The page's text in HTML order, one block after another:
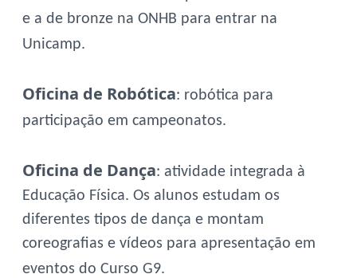
e a de bronze na ONHB para entrar na
Unicamp.
Oficina de Robótica: robótica para
participação em campeonatos.
Oficina de Dança: atividade integrada à
Educação Física. Os alunos estudam os
diferentes tipos de dança e montam
coreografias e vídeos para apresentação em
eventos do Curso G9.